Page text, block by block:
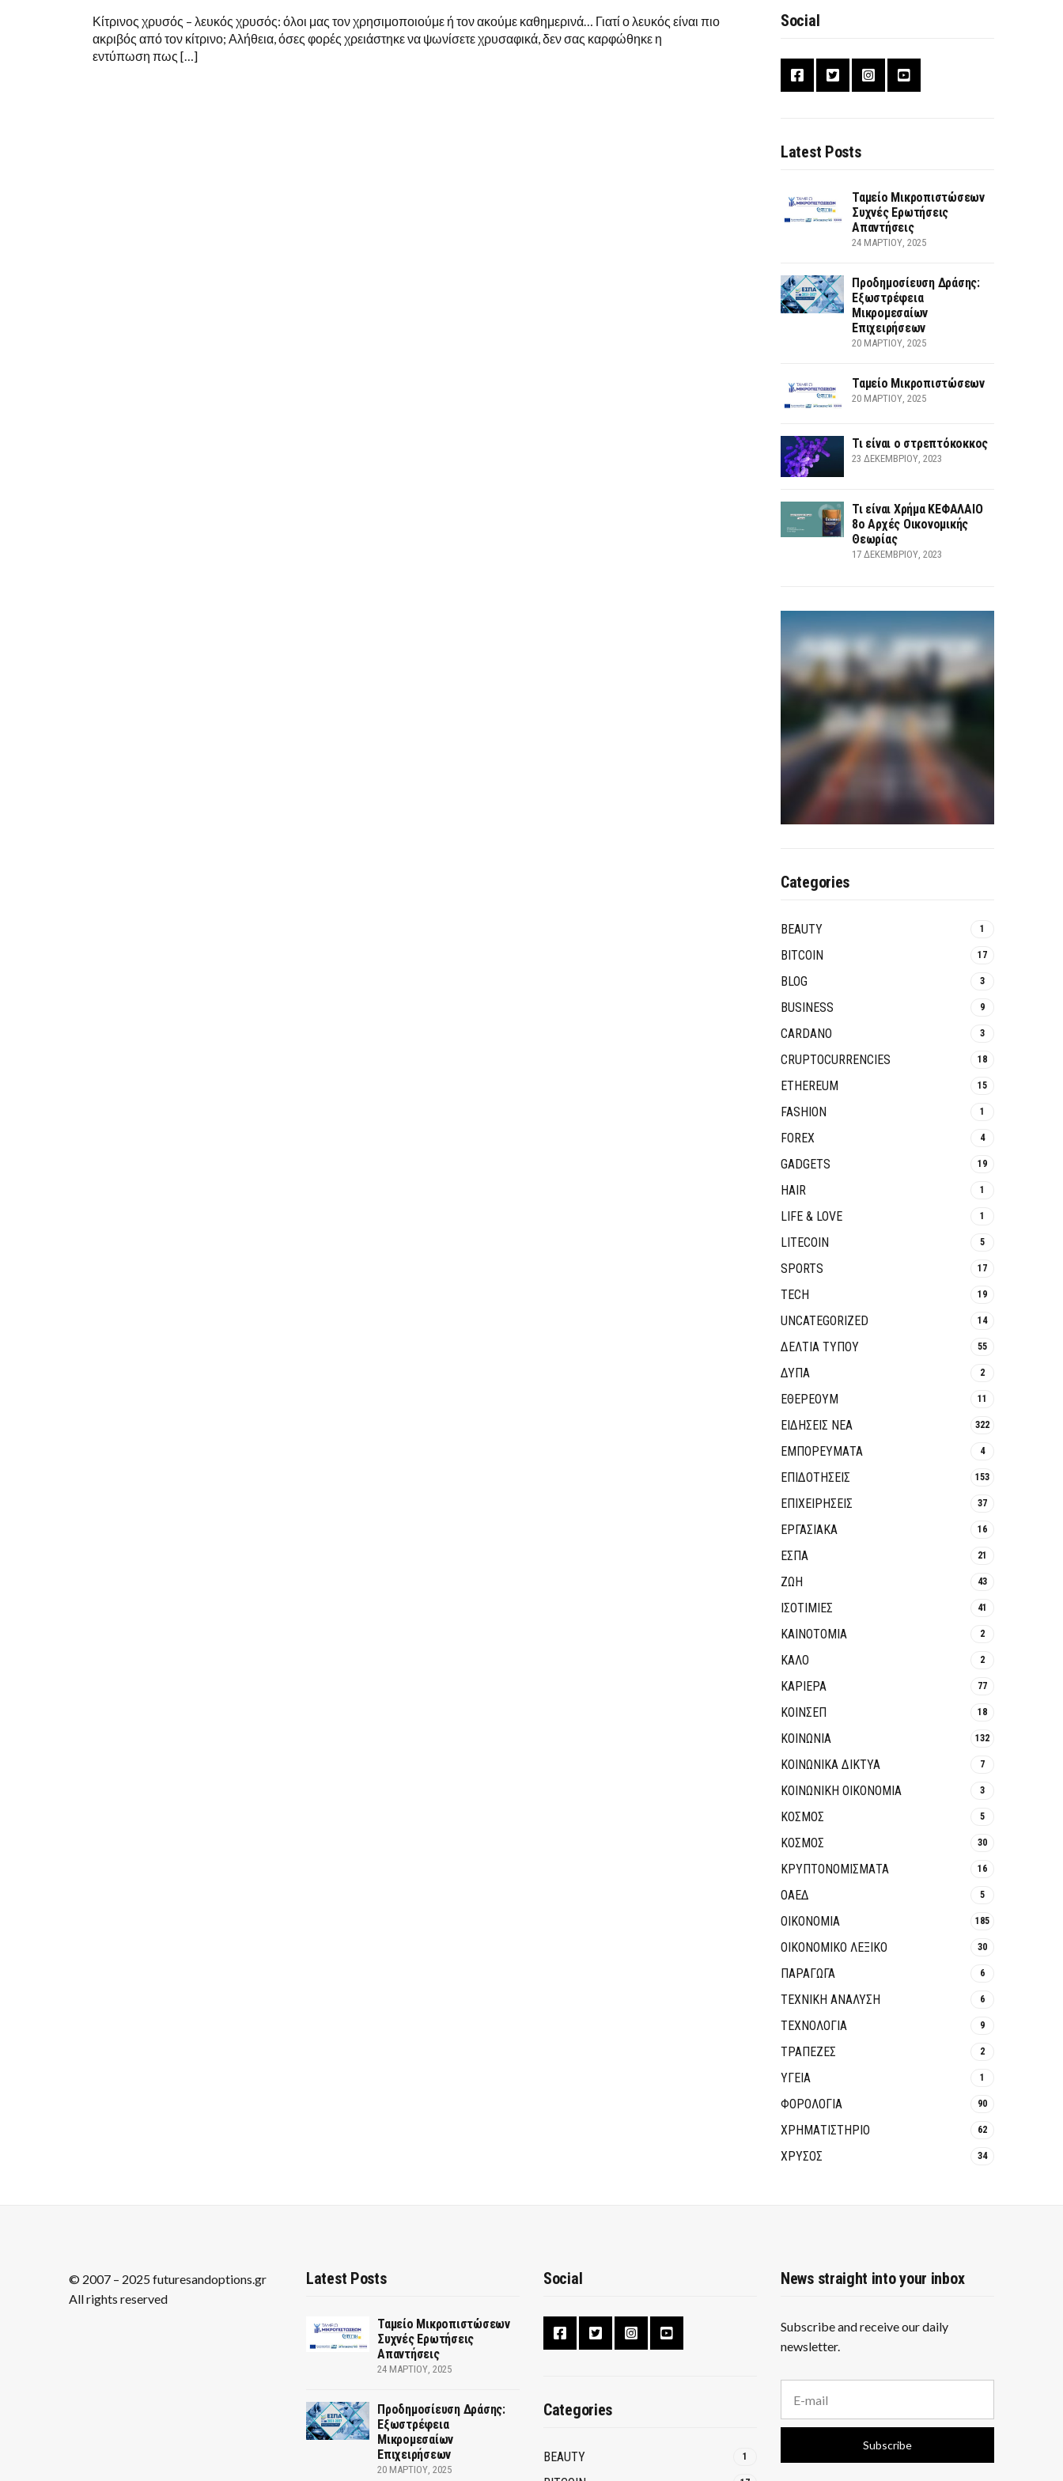
Κίτρινος χρυσός – λευκός χρυσός: όλοι μας τον χρησιμοποιούμε ή τον ακούμε καθημερινά… Γιατί ο λευκός είναι πιο
ακριβός από τον κίτρινο; Αλήθεια, όσες φορές χρειάστηκε να ψωνίσετε χρυσαφικά, δεν σας καρφώθηκε η
εντύπωση πως […]
Social
Latest Posts
Ταμείο Μικροπιστώσεων
Συχνές Ερωτήσεις
Απαντήσεις
24 ΜΑΡΤΊΟΥ, 2025
Προδημοσίευση Δράσης:
Εξωστρέφεια
Μικρομεσαίων
Επιχειρήσεων
20 ΜΑΡΤΊΟΥ, 2025
Ταμείο Μικροπιστώσεων
20 ΜΑΡΤΊΟΥ, 2025
Τι είναι ο στρεπτόκοκκος
23 ΔΕΚΕΜΒΡΊΟΥ, 2023
Τι είναι Χρήμα ΚΕΦΑΛΑΙΟ
8ο Αρχές Οικονομικής
Θεωρίας
17 ΔΕΚΕΜΒΡΊΟΥ, 2023
Categories
BEAUTY 1
BITCOIN 17
BLOG 3
BUSINESS 9
CARDANO 3
CRUPTOCURRENCIES 18
ETHEREUM 15
FASHION 1
FOREX 4
GADGETS 19
HAIR 1
LIFE & LOVE 1
LITECOIN 5
SPORTS 17
TECH 19
UNCATEGORIZED 14
ΔΕΛΤΙΑ ΤΥΠΟΥ 55
ΔΥΠΑ 2
ΕΘΈΡΕΟΥΜ 11
ΕΙΔΗΣΕΙΣ ΝΕΑ 322
ΕΜΠΟΡΕΥΜΑΤΑ 4
ΕΠΙΔΟΤΗΣΕΙΣ 153
ΕΠΙΧΕΙΡΗΣΕΙΣ 37
ΕΡΓΑΣΙΑΚΑ 16
ΕΣΠΑ 21
ΖΩΗ 43
ΙΣΟΤΙΜΙΕΣ 41
ΚΑΙΝΟΤΟΜΊΑ 2
ΚΑΛΟ 2
ΚΑΡΙΕΡΑ 77
ΚΟΙΝΣΕΠ 18
ΚΟΙΝΩΝΙΑ 132
ΚΟΙΝΩΝΙΚΆ ΔΊΚΤΥΑ 7
ΚΟΙΝΩΝΙΚΉ ΟΙΚΟΝΟΜΊΑ 3
ΚΟΣΜΟΣ 5
ΚΟΣΜΟΣ 30
ΚΡΥΠΤΟΝΟΜΊΣΜΑΤΑ 16
ΟΑΕΔ 5
ΟΙΚΟΝΟΜΙΑ 185
ΟΙΚΟΝΟΜΙΚΟ ΛΕΞΙΚΟ 30
ΠΑΡΑΓΩΓΑ 6
ΤΕΧΝΙΚΗ ΑΝΑΛΥΣΗ 6
ΤΕΧΝΟΛΟΓΙΑ 9
ΤΡΆΠΕΖΕΣ 2
ΥΓΕΙΑ 1
ΦΟΡΟΛΟΓΙΑ 90
ΧΡΗΜΑΤΙΣΤΗΡΙΟ 62
ΧΡΥΣΟΣ 34
© 2007 – 2025 futuresandoptions.gr
All rights reserved
Latest Posts
Ταμείο Μικροπιστώσεων
Συχνές Ερωτήσεις
Απαντήσεις
24 ΜΑΡΤΊΟΥ, 2025
Προδημοσίευση Δράσης:
Εξωστρέφεια
Μικρομεσαίων
Επιχειρήσεων
20 ΜΑΡΤΊΟΥ, 2025
Social
Categories
BEAUTY 1
News straight into your inbox
Subscribe and receive our daily
newsletter.
a
i
a
Subscribe